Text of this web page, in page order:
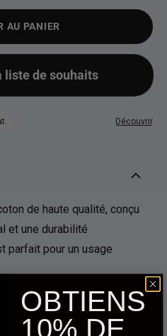
AU PANIER
de haute qualité, conçu
et une durabilité
parfait pour un usage
naturelle.
OBTIENS
10% DE